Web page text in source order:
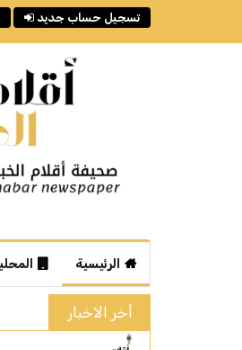
تسجيل حساب جديد
الرئيسية
أخر الاخبار